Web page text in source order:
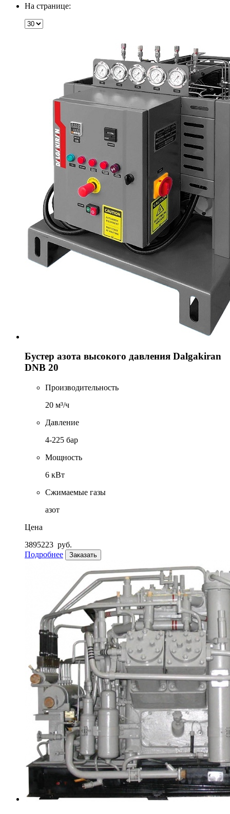
На странице:
Бустер азота высокого давления Dalgakiran
DNB 20
Производительность
20 м³/ч
Давление
4-225 бар
Мощность
6 кВт
Сжимаемые газы
азот
Цена
3895223 руб.
Подробнее
Заказать